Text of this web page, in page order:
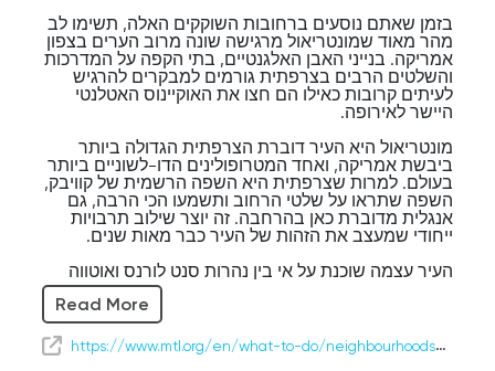
בזמן שאתם נוסעים ברחובות השוקקים האלה, תשימו לב
מהר מאוד שמונטריאול מרגישה שונה מרוב הערים בצפון
אמריקה. בנייני האבן האלגנטיים, בתי הקפה על המדרכות
והשלטים הרבים בצרפתית גורמים למבקרים להרגיש
לעיתים קרובות כאילו הם חצו את האוקיינוס האטלנטי
היישר לאירופה.
מונטריאול היא העיר דוברת הצרפתית הגדולה ביותר
ביבשת אמריקה, ואחד המטרופולינים הדו-לשוניים ביותר
בעולם. למרות שצרפתית היא השפה הרשמית של קוויבק,
השפה שתראו על שלטי הרחוב ותשמעו הכי הרבה, גם
אנגלית מדוברת כאן בהרחבה. זה יוצר שילוב תרבויות
ייחודי שמעצב את הזהות של העיר כבר מאות שנים.
העיר עצמה שוכנת על אי בין נהרות סנט לורנס ואוטווה
האדירים. היא הוקמה על ידי מתיישבים צרפתים בשנת
1642 בשם "ויל-מארי", כמושבה מיסיונרית קטנה. במהלך
מאות השנים, מונטריאול צמחה והפכה לאחד הנמלים
ומרכזי המסחר החשובים ביותר בצפון אמריקה, וקלטה
מהגרים מכל העולם שהוסיפו את המסורות, המאכלים
Read More
https://www.mtl.org/en/what-to-do/neighbourhoods/downtown